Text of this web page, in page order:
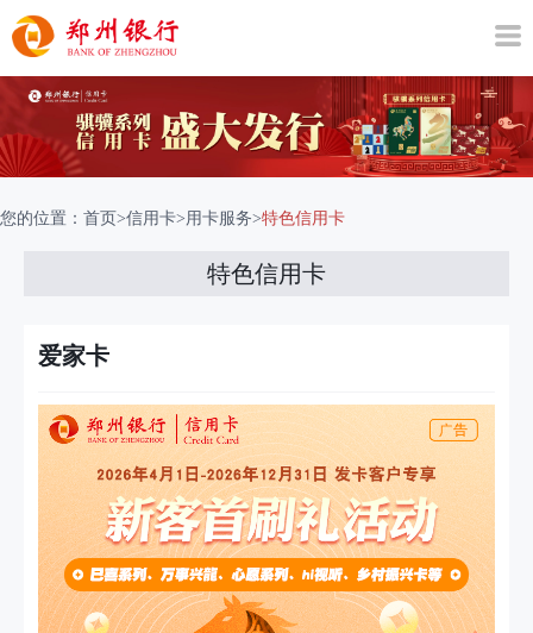
您的位置： 首页>信用卡>用卡服务>特色信用卡
特色信用卡
爱家卡